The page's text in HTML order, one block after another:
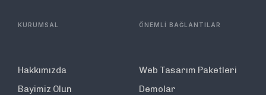
KURUMSAL
Hakkımızda
Bayimiz Olun
ÖNEMLİ BAĞLANTILAR
Web Tasarım Paketleri
Demolar